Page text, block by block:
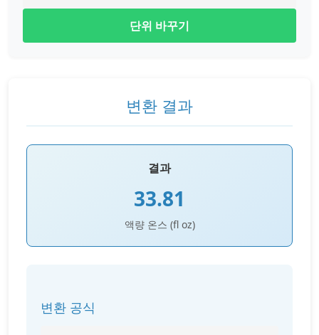
단위 바꾸기
변환 결과
결과
33.81
액량 온스 (fl oz)
변환 공식